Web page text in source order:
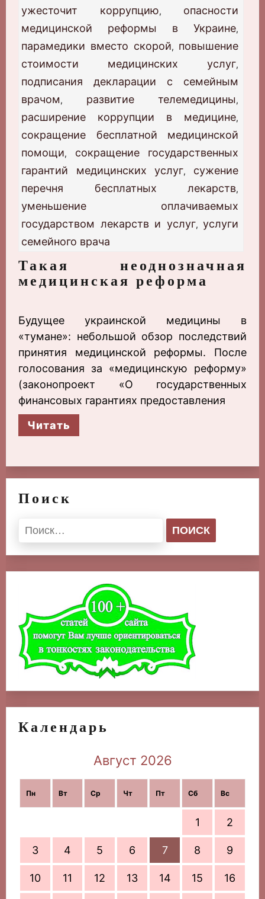
ужесточит коррупцию, опасности
медицинской реформы в Украине,
парамедики вместо скорой, повышение
стоимости медицинских услуг,
подписания декларации с семейным
врачом, развитие телемедицины,
расширение коррупции в медицине,
сокращение бесплатной медицинской
помощи, сокращение государственных
гарантий медицинских услуг, сужение
перечня бесплатных лекарств,
уменьшение оплачиваемых
государством лекарств и услуг, услуги
семейного врача
Такая неоднозначная
медицинская реформа
Будущее украинской медицины в
«тумане»: небольшой обзор последствий
принятия медицинской реформы. После
голосования за «медицинскую реформу»
(законопроект «О государственных
финансовых гарантиях предоставления
Читать
Поиск
Найти:
Календарь
Август 2026
Пн Вт Ср Чт Пт Сб Вс
1 2
3 4 5 6 7 8 9
10 11 12 13 14 15 16